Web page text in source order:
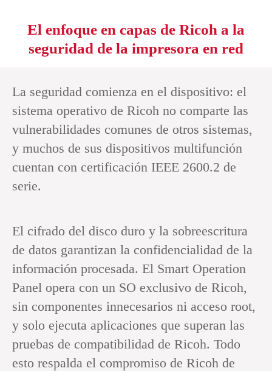
El enfoque en capas de Ricoh a la
seguridad de la impresora en red
La seguridad comienza en el dispositivo: el
sistema operativo de Ricoh no comparte las
vulnerabilidades comunes de otros sistemas,
y muchos de sus dispositivos multifunción
cuentan con certificación IEEE 2600.2 de
serie.
El cifrado del disco duro y la sobreescritura
de datos garantizan la confidencialidad de la
información procesada. El Smart Operation
Panel opera con un SO exclusivo de Ricoh,
sin componentes innecesarios ni acceso root,
y solo ejecuta aplicaciones que superan las
pruebas de compatibilidad de Ricoh. Todo
esto respalda el compromiso de Ricoh de